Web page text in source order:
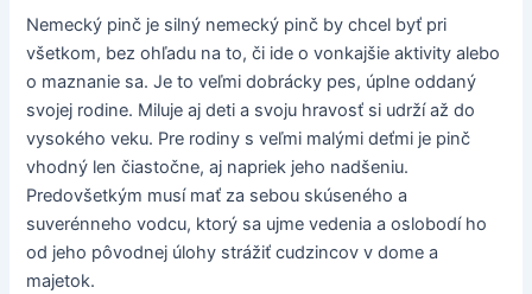
Nemecký pinč je silný nemecký pinč by chcel byť pri
všetkom, bez ohľadu na to, či ide o vonkajšie aktivity alebo
o maznanie sa. Je to veľmi dobrácky pes, úplne oddaný
svojej rodine. Miluje aj deti a svoju hravosť si udrží až do
vysokého veku. Pre rodiny s veľmi malými deťmi je pinč
vhodný len čiastočne, aj napriek jeho nadšeniu.
Predovšetkým musí mať za sebou skúseného a
suverénneho vodcu, ktorý sa ujme vedenia a oslobodí ho
od jeho pôvodnej úlohy strážiť cudzincov v dome a
majetok.